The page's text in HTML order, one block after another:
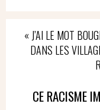
« J’AI LE MOT
DANS LES
CE RACISME